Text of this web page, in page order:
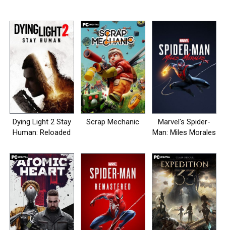
Dying Light 2 Stay
Human: Reloaded
Scrap Mechanic
Marvel's Spider-
Man: Miles Morales